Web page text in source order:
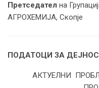
Претседател на
АГРОХЕМИЈА, Скопје
ПОДАТОЦИ ЗА
АКТУЕЛНИ